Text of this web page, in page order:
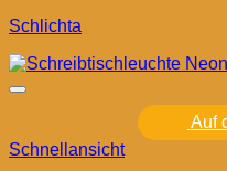
Schlichta
Auf
Schnellansicht